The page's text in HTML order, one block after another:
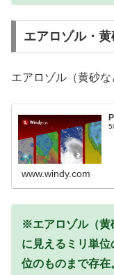
エアロゾル・黄
エアロゾル（黄砂な
www.windy.com
※エアロゾル（黄
に見えるミリ単
位のものまで存在